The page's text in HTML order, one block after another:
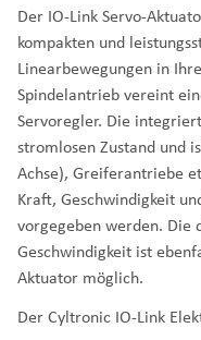
Der IO-Link Servo-
kompakten und
Linearbewegungen in
Spindelantrieb vereint
Servoregler. Die
stromlosen Zustand und
Achse), Greiferantriebe
Kraft, Geschwindigkeit
vorgegeben werden. Die
Geschwindigkeit ist
Aktuator möglich.
Der Cyltronic IO-Link